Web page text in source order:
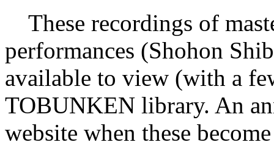
These recordings of
performances (Shohon
available to view (with a
TOBUNKEN library. An
website when these